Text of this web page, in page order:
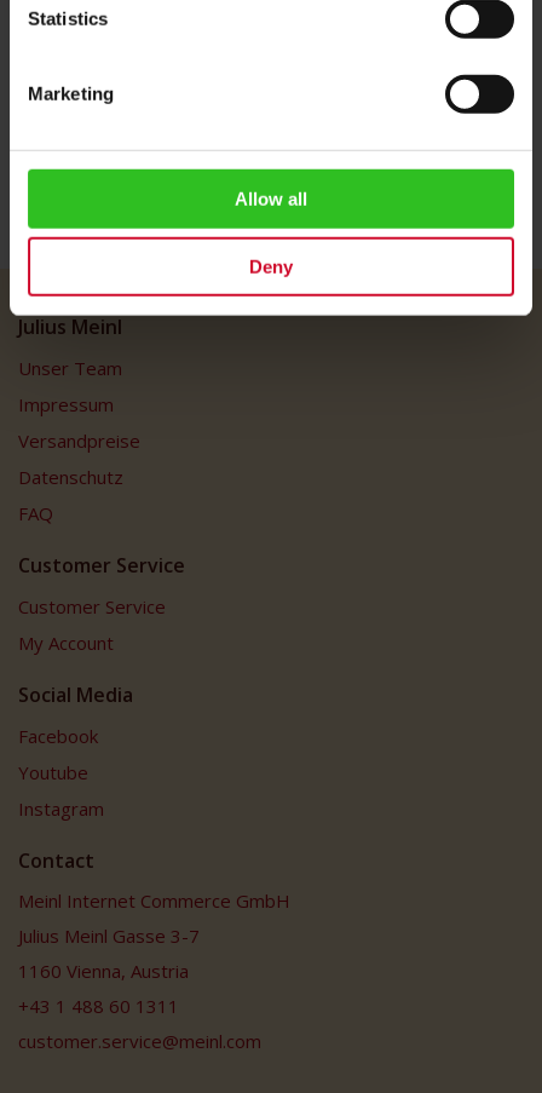
Statistics
Marketing
Allow all
Deny
Julius Meinl
Unser Team
Impressum
Versandpreise
Datenschutz
FAQ
Customer Service
Customer Service
My Account
Social Media
Facebook
Youtube
Instagram
Contact
Meinl Internet Commerce GmbH
Julius Meinl Gasse 3-7
1160 Vienna, Austria
+43 1 488 60 1311
customer.service@meinl.com